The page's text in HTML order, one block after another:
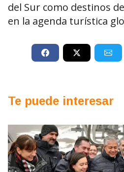
del Sur como destinos
en la agenda turística
Te puede interesar